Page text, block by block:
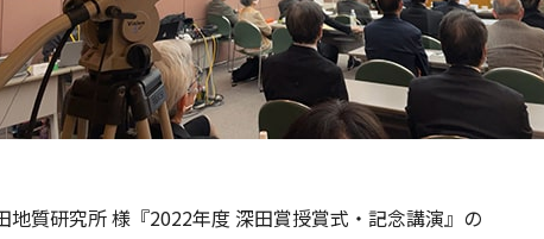
地質研究所 様『2022年度 深田賞授賞式・記念講演』の